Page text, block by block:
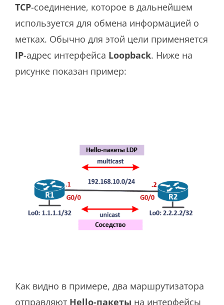
TCP-соединение, которое в дальнейшем
используется для обмена информацией о
метках. Обычно для этой цели применяется
IP-адрес интерфейса Loopback. Ниже на
рисунке показан пример:
Как видно в примере, два маршрутизатора
отправляют Hello-пакеты на интерфейсы